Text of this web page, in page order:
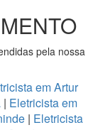
pela nossa
em Artur
| Eletricista em
| Eletricista